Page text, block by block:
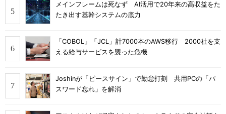
メインフレームは死なず AI活用で20年来の高収益をた
たき出す基幹システムの底力
「COBOL」「JCL」計7000本のAWS移行 2000社を支
える給与サービスを襲った危機
Joshinが「ピースサイン」で勤怠打刻 共用PCの「パ
スワード忘れ」を解消